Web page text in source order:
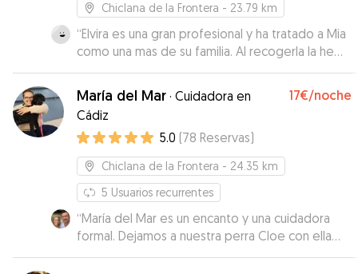
Chiclana de la Frontera - 23.79 km
“Elvira es una gran profesional y ha tratado a Mia
como una mas de su familia. Al recogerla la he
visto muy agusto con ella. Las conversaciones
han sido rápidas.
María del Mar · Cuidadora en
Cádiz
17€/noche
5.0 (78 Reservas)
Chiclana de la Frontera - 24.35 km
5 Usuarios recurrentes
“María del Mar es un encanto y una cuidadora
formal. Dejamos a nuestra perra Cloe con ella
unos días y nos ha dado reporte con fotos y
vídeos además de contestar a nuestras